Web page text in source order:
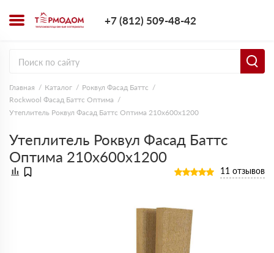
+7 (812) 509-48-42
Главная Каталог
Роквул Фасад Баттс
Rockwool Фасад Баттс Оптима
Утеплитель Роквул Фасад Баттс Оптима 210х600х1200
Утеплитель Роквул Фасад Баттс
Оптима 210х600х1200
11 отзывов